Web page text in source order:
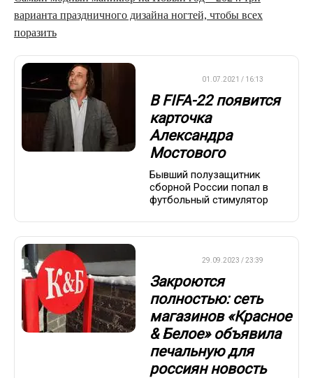
варианта праздничного дизайна ногтей, чтобы всех
поразить
01.07.2021 / 16:13
В FIFA-22 появится
карточка
Александра
Мостового
Бывший полузащитник
сборной России попал в
футбольный стимулятор
29.09.2023 / 23:39
Закроются
полностью: сеть
магазинов «Красное
& Белое» объявила
печальную для
россиян новость